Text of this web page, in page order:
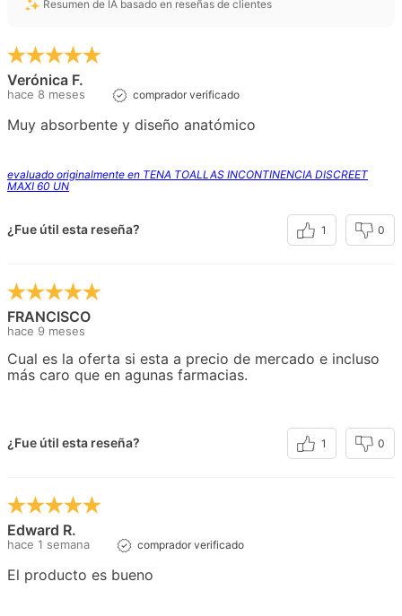
Resumen de IA basado en reseñas de clientes
Verónica F.
hace 8 meses comprador verificado
Muy absorbente y diseño anatómico
evaluado originalmente en TENA TOALLAS INCONTINENCIA DISCREET
MAXI 60 UN
¿Fue útil esta reseña? 1 0
FRANCISCO
hace 9 meses
Cual es la oferta si esta a precio de mercado e incluso
más caro que en agunas farmacias.
¿Fue útil esta reseña? 1 0
Edward R.
hace 1 semana comprador verificado
El producto es bueno